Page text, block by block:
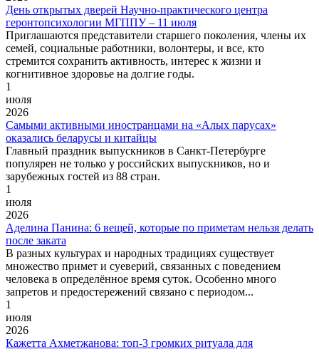
День открытых дверей Научно-практического центра
геронтопсихологии МГППУ – 11 июля
Приглашаются представители старшего поколения, члены их
семей, социальные работники, волонтеры, и все, кто
стремится сохранить активность, интерес к жизни и
когнитивное здоровье на долгие годы.
1
июля
2026
Самыми активными иностранцами на «Алых парусах»
оказались беларусы и китайцы
Главный праздник выпускников в Санкт-Петербурге
популярен не только у российских выпускников, но и
зарубежных гостей из 88 стран.
1
июля
2026
Аделина Панина: 6 вещей, которые по приметам нельзя делать
после заката
В разных культурах и народных традициях существует
множество примет и суеверий, связанных с поведением
человека в определённое время суток. Особенно много
запретов и предостережений связано с периодом...
1
июля
2026
Кажетта Ахметжанова: топ-3 громких ритуала для